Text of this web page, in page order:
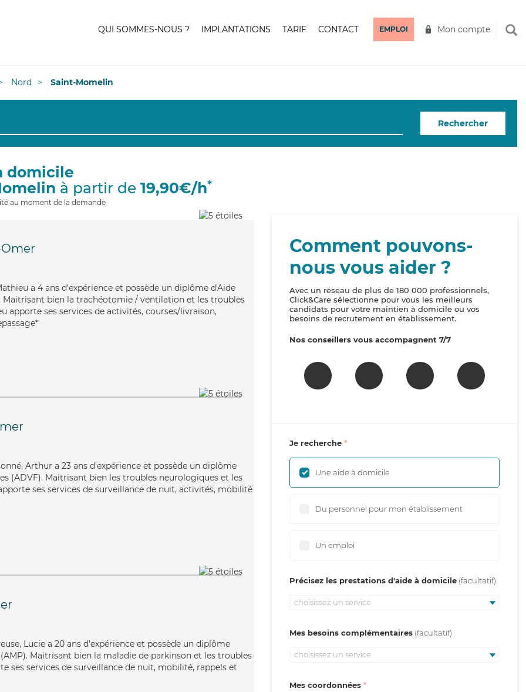
QUI SOMMES-NOUS ? IMPLANTATIONS TARIF CONTACT EMPLOI Mon compte
Nord Saint-Momelin
Rechercher
domicile
à partir de 19,90€/h*
au moment de la demande
a 4 ans d'expérience et possède un diplôme d'Aide
Maitrisant bien la trachéotomie / ventilation et les troubles
apporte ses services de activités, courses/livraison,
Arthur a 23 ans d'expérience et possède un diplôme
(ADVF). Maitrisant bien les troubles neurologiques et les
ses services de surveillance de nuit, activités, mobilité
Lucie a 20 ans d'expérience et possède un diplôme
Maitrisant bien la maladie de parkinson et les troubles
ses services de surveillance de nuit, mobilité, rappels et
Comment pouvons-
nous vous aider ?
Avec un réseau de plus de 180 000 professionnels,
Click&Care sélectionne pour vous les meilleurs
candidats pour votre maintien à domicile ou vos
besoins de recrutement en établissement.
Nos conseillers vous accompagnent 7/7
Je recherche
Une aide à domicile
Du personnel pour mon établissement
Un emploi
Précisez les prestations d'aide à domicile
choisissez un service
Mes besoins complémentaires
choisissez un service
Mes coordonnées